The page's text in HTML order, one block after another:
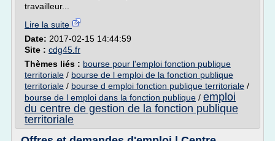
travailleur...
Lire la suite
Date: 2017-02-15 14:44:59
Site : cdg45.fr
Thèmes liés : bourse pour l'emploi fonction publique
territoriale / bourse de l emploi de la fonction publique
territoriale / bourse d emploi fonction publique territoriale /
bourse de l emploi dans la fonction publique / emploi
du centre de gestion de la fonction publique
territoriale